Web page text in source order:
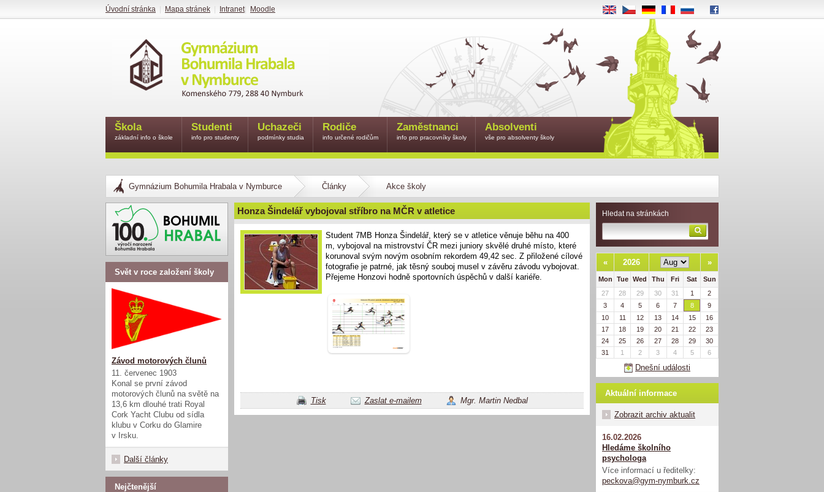
Gymnázium Bohumila Hrabala v Nymburce Články Akce školy
Honza Šindelář vybojoval stříbro na MČR v atletice
Student 7MB Honza Šindelář, který se v atletice věnuje běhu na 400
m, vybojoval na mistrovství ČR mezi juniory skvělé druhé místo, které
korunoval svým novým osobním rekordem 49,42 sec. Z přiložené cílové
fotografie je patrné, jak těsný souboj musel v závěru závodu vybojovat.
Přejeme Honzovi hodně sportovních úspěchů v další kariéře.
Tisk Zaslat e-mailem Mgr. Martin Nedbal
Hledat na stránkách
« 2026 »
Mon Tue Wed Thu Fri Sat
Sun
27
28 29 30 31 1
2
3
4 5 6 7 8
9
10
11 12 13 14 15
16
17
18 19 20 21 22
23
24
25 26 27 28 29
30
31
1 2 3 4 5 6
Dnešní události
Aktuální informace
Zobrazit archiv aktualit
16.02.2026
Hledáme školního
psychologa
Více informací u ředitelky:
peckova@gym-nymburk.cz
Svět v roce založení školy
Závod motorových člunů
11. červenec 1903
Konal se první závod
motorových člunů na světě na
13,6 km dlouhé trati Royal
Cork Yacht Clubu od sídla
klubu v Corku do Glamire
v Irsku.
Další články
Nejčtenější
Škola
základní info o škole
Studenti
info pro studenty
Uchazeči
podmínky studia
Rodiče
info určené rodičům
Zaměstnanci
info pro pracovníky školy
Absolventi
vše pro absolventy školy
Úvodní stránka Mapa stránek Intranet| Moodle EN CS DE RU